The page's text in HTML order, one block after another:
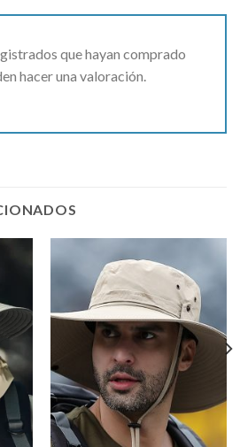
que hayan comprado
hacer una valoración.